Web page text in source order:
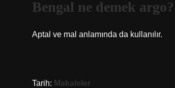
Bengal ne demek argo?
Aptal ve mal anlamında da kullanılır.
Tarih: Makaleler